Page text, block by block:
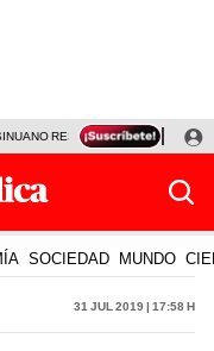
RESULTADOS HOY
SOCIEDAD MUNDO
31 Jul 2019 | 17:58 h